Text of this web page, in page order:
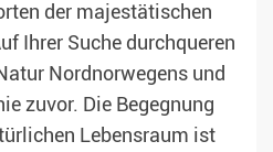
der majestätischen
Ihrer Suche durchqueren
Nordnorwegens und
zuvor. Die Begegnung
Lebensraum ist